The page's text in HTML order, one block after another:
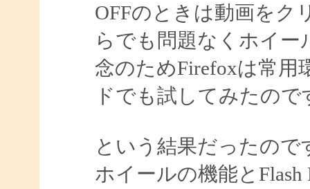
OFFのときは動画をク
らでも問題なくホイ
念のためFirefoxは常用
ドでも試してみたの
という結果だったの
ホイールの機能と